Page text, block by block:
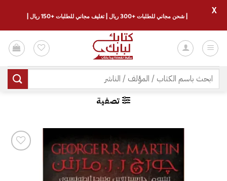
للمحتوى
البحث
عن:
تصفية
| شحن مجاني للطلبات +300 ريال | تغليف مجاني للطلبات +150 ريال |
X